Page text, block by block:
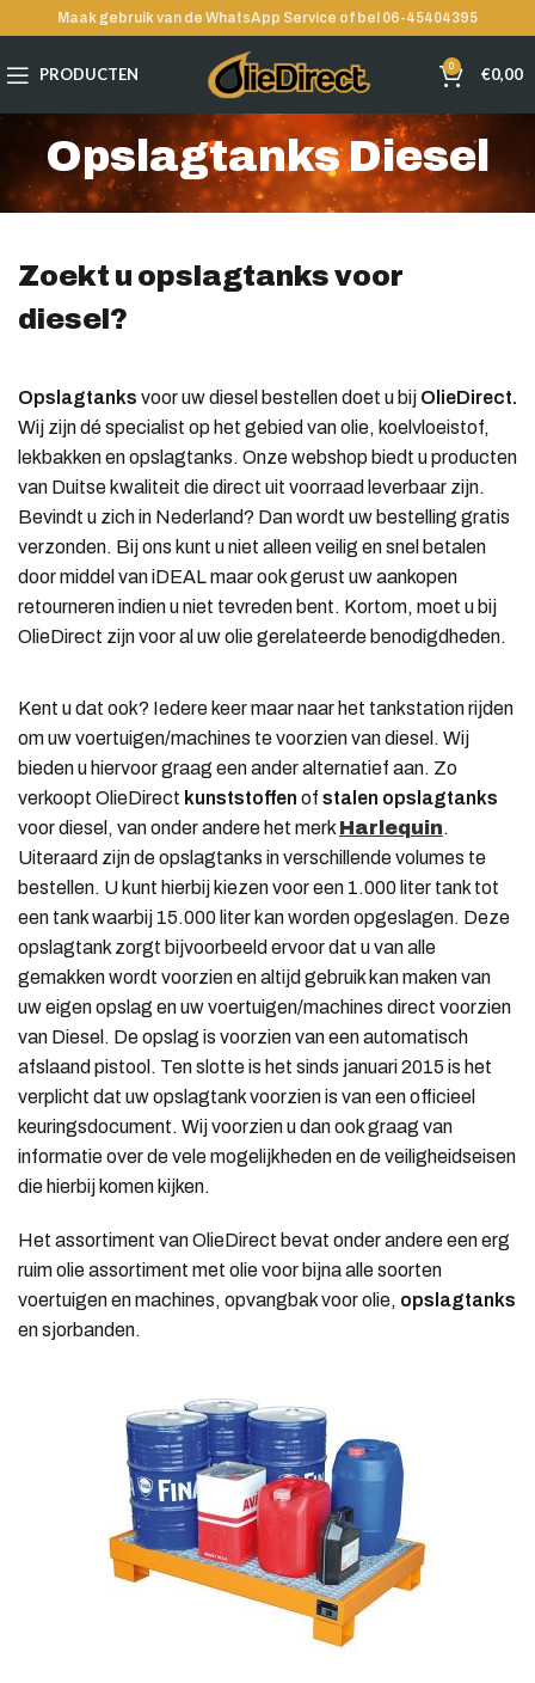
Maak gebruik van de WhatsApp Service of bel 06-45404395
PRODUCTEN 0 €0,00
Opslagtanks Diesel
Zoekt u opslagtanks voor
diesel?
Opslagtanks voor uw diesel bestellen doet u bij OlieDirect.
Wij zijn dé specialist op het gebied van olie, koelvloeistof,
lekbakken en opslagtanks. Onze webshop biedt u producten
van Duitse kwaliteit die direct uit voorraad leverbaar zijn.
Bevindt u zich in Nederland? Dan wordt uw bestelling gratis
verzonden. Bij ons kunt u niet alleen veilig en snel betalen
door middel van iDEAL maar ook gerust uw aankopen
retourneren indien u niet tevreden bent. Kortom, moet u bij
OlieDirect zijn voor al uw olie gerelateerde benodigdheden.
Kent u dat ook? Iedere keer maar naar het tankstation rijden
om uw voertuigen/machines te voorzien van diesel. Wij
bieden u hiervoor graag een ander alternatief aan. Zo
verkoopt OlieDirect kunststoffen of stalen opslagtanks
voor diesel, van onder andere het merk Harlequin.
Uiteraard zijn de opslagtanks in verschillende volumes te
bestellen. U kunt hierbij kiezen voor een 1.000 liter tank tot
een tank waarbij 15.000 liter kan worden opgeslagen. Deze
opslagtank zorgt bijvoorbeeld ervoor dat u van alle
gemakken wordt voorzien en altijd gebruik kan maken van
uw eigen opslag en uw voertuigen/machines direct voorzien
van Diesel. De opslag is voorzien van een automatisch
afslaand pistool. Ten slotte is het sinds januari 2015 is het
verplicht dat uw opslagtank voorzien is van een officieel
keuringsdocument. Wij voorzien u dan ook graag van
informatie over de vele mogelijkheden en de veiligheidseisen
die hierbij komen kijken.
Het assortiment van OlieDirect bevat onder andere een erg
ruim olie assortiment met olie voor bijna alle soorten
voertuigen en machines, opvangbak voor olie, opslagtanks
en sjorbanden.